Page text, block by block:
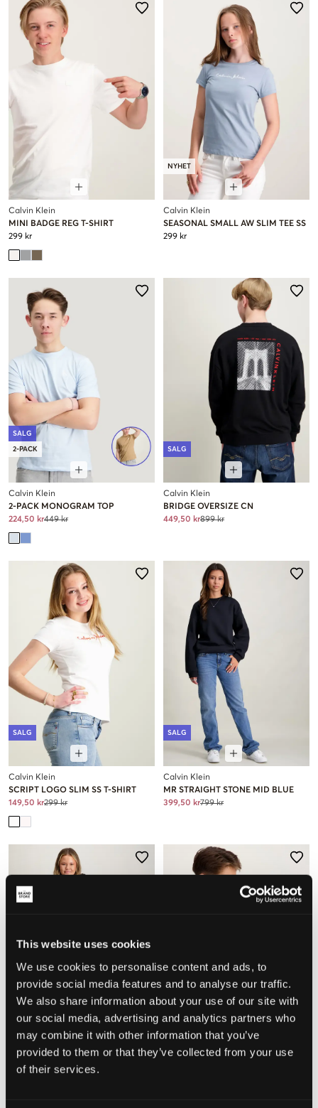
This website uses cookies
We use cookies to personalise content and ads, to
provide social media features and to analyse our traffic.
We also share information about your use of our site with
our social media, advertising and analytics partners who
may combine it with other information that you’ve
provided to them or that they’ve collected from your use
of their services.
Calvin Klein
MINI BADGE REG T-SHIRT
299 kr
NYHET
Calvin Klein
SEASONAL SMALL AW SLIM TEE SS
299 kr
SALG
2-PACK
Calvin Klein
2-PACK MONOGRAM TOP
224,50 kr449 kr
SALG
Calvin Klein
BRIDGE OVERSIZE CN
449,50 kr899 kr
SALG
Calvin Klein
SCRIPT LOGO SLIM SS T-SHIRT
149,50 kr299 kr
SALG
Calvin Klein
MR STRAIGHT STONE MID BLUE
399,50 kr799 kr
SALG
Calvin Klein
CK SHORT PUFFER JACKET
SALG